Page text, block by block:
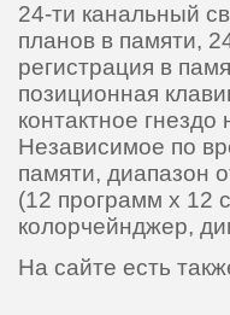
24-ти канальный
планов в памяти,
регистрация в
позиционная
контактное
Независимое по
памяти, диапазон
(12 программ х 12
колорчейнджер,
На сайте есть